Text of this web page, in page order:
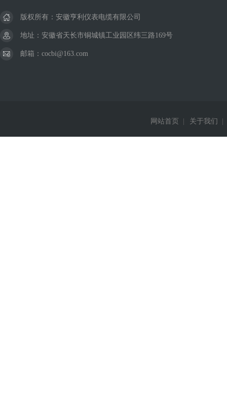
版权所有：安徽亨利仪表电缆有限公司
地址：安徽省天长市铜城镇工业园区纬三路169号
邮箱：cocbi@163.com
网站首页 关于我们